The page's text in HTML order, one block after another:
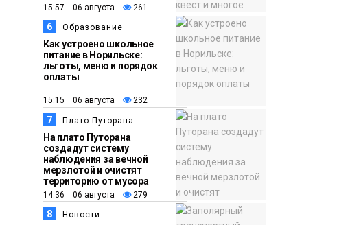
15:57 06 августа 261
6 Образование
Как устроено школьное
питание в Норильске:
льготы, меню и порядок
оплаты
15:15 06 августа 232
7 Плато Путорана
На плато Путорана
создадут систему
наблюдения за вечной
мерзлотой и очистят
территорию от мусора
14:36 06 августа 279
8 Новости